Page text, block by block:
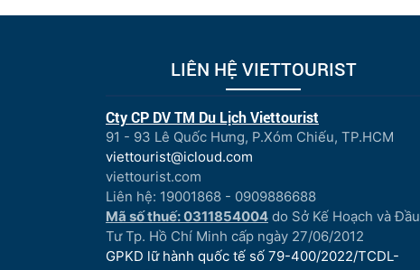
LIÊN HỆ VIETTOURIST
Cty CP DV TM Du Lịch Viettourist
91 - 93 Lê Quốc Hưng, P.Xóm Chiếu, TP.HCM
viettourist@icloud.com
viettourist.com
Liên hệ: 19001868 - 0909886688
Mã số thuế: 0311854004 do Sở Kế Hoạch và Đầu
Tư Tp. Hồ Chí Minh cấp ngày 27/06/2012
GPKD lữ hành quốc tế số 79-400/2022/TCDL-